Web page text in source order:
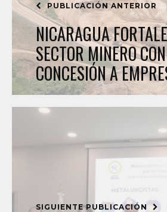
PUBLICACIÓN ANTERIOR
NICARAGUA
SECTOR MINERO
CONCESIÓN A
SIGUIENTE PUBLICACIÓN